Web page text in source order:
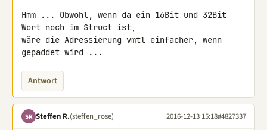
Hmm ... Obwohl, wenn da ein 16Bit und 32Bit
Wort noch im Struct ist,
wäre die Adressierung vmtl einfacher, wenn
gepaddet wird ...
Antwort
SR Steffen R.(steffen_rose) 2016-12-13 15:18#4827337